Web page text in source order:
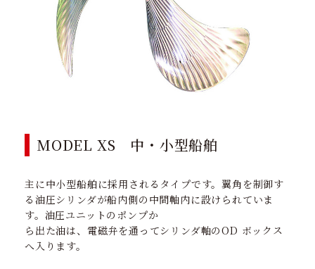
MODEL XS 中・小型船舶
主に中小型船舶に採用されるタイプです。翼角を制御す
る油圧シリンダが船内側の中間軸内に設けられていま
す。油圧ユニットのポンプか
ら出た油は、電磁弁を通ってシリンダ軸のOD ボックス
へ入ります。